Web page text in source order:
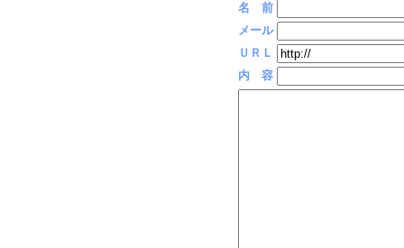
名 前
メール
ＵＲＬ
内 容